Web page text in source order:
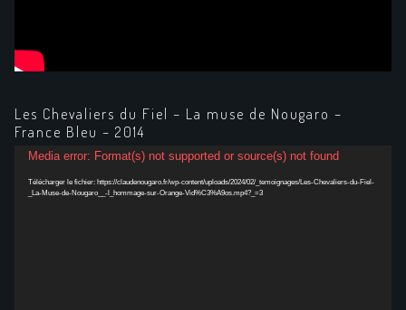
Les Chevaliers du Fiel – La muse de Nougaro –
France Bleu – 2014
Lecteur
Media error: Format(s) not supported or source(s) not found
Télécharger le fichier: https://claudenougaro.fr/wp-content/uploads/2024/02/_temoignages/Les-Chevaliers-du-Fiel-
_La-Muse-de-Nougaro__-l_hommage-sur-Orange-Vid%C3%A9os.mp4?_=3